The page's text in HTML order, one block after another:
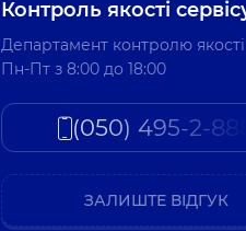
Контроль якості
Департамент контролю якості
Пн-Пт з 8:00 до 18:00
(050) 495-2-888
ЗАЛИШТЕ ВІДГУК